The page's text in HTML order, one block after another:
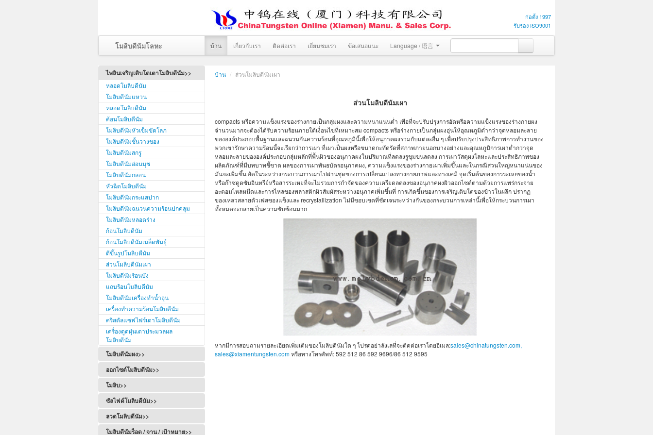
ก่อตั้ง 1997
รับรอง ISO9001
โมลิบดีนัมโลหะ บ้าน เกี่ยวกับเรา ติดต่อเรา เยี่ยมชมเรา ข้อเสนอแนะ Language / 语言
ไพลินเจริญเติบโตเตาโมลิบดีนัม>>
หลอดโมลิบดีนัม
โมลิบดีนัมแหวน
หลอดโมลิบดีนัม
ค้อนโมลิบดีนัม
โมลิบดีนัมหัวเข็มขัดโลภ
โมลิบดีนัมชั้นวางของ
โมลิบดีนัมสกรู
โมลิบดีนัมอ่อนนุช
โมลิบดีนัมกลอน
หัวฉีดโมลิบดีนัม
โมลิบดีนัมกระแสปาก
โมลิบดีนัมฉนวนความร้อนปกคลุม
โมลิบดีนัมหลอดร่าง
ก้อนโมลิบดีนัม
ก้อนโมลิบดีนัมเมล็ดพันธุ์
ตีขึ้นรูปโมลิบดีนัม
ส่วนโมลิบดีนัมเผา
โมลิบดีนัมร้อนบัง
แถบร้อนโมลิบดีนัม
โมลิบดีนัมเครื่องทำน้ำอุ่น
เครื่องทำความร้อนโมลิบดีนัม
คริสตัลแซฟไฟร์เตาโมลิบดีนัม
เครื่องดูดฝุ่นเตาประมวลผล
โมลิบดีนัม
โมลิบดีนัมผง>>
ออกไซด์โมลิบดีนัม>>
โมลิบ>>
ซัลไฟด์โมลิบดีนัม>>
ลวดโมลิบดีนัม>>
โมลิบดีนัมร็อด / จาน / เป้าหมาย>>
บ้าน / ส่วนโมลิบดีนัมเผา
ส่วนโมลิบดีนัมเผา
compacts หรือความแข็งแรงของร่างกายเป็นกลุ่มผงและความหนาแน่นต่ำ เพื่อที่จะปรับปรุงการอัดหรือความแข็งแรงของร่างกายผง
จำนวนมากจะต้องได้รับความร้อนภายใต้เงื่อนไขที่เหมาะสม compacts หรือร่างกายเป็นกลุ่มผงอุ่นให้อุณหภูมิต่ำกว่าจุดหลอมละลาย
ขององค์ประกอบพื้นฐานและฉนวนกันความร้อนที่อุณหภูมินี้เพื่อให้อนุภาคผงรวมกับแต่ละอื่น ๆ เพื่อปรับปรุงประสิทธิภาพการทำงานของ
พวกเขารักษาความร้อนนี้จะเรียกว่าการเผา ที่เผาเป็นผงหรือขนาดกะทัดรัดที่สภาพภายนอกบางอย่างและอุณหภูมิการเผาต่ำกว่าจุด
หลอมละลายขององค์ประกอบกลุ่มหลักที่พื้นผิวของอนุภาคผงในปริมาณที่ลดลงรูขุมขนลดลง การเผาวัสดุผงโลหะและประสิทธิภาพของ
ผลิตภัณฑ์ที่มีบทบาทชี้ขาด ผลของการเผาพันธบัตรอนุภาคผง, ความแข็งแรงของร่างกายเผาเพิ่มขึ้นและในกรณีส่วนใหญ่หนาแน่นของ
มันจะเพิ่มขึ้น อัดในระหว่างกระบวนการเผาไปผ่านชุดของการเปลี่ยนแปลงทางกายภาพและทางเคมี จุดเริ่มต้นของการระเหยของน้ำ
หรือก๊าซดูดซับอินทรีย์หรือสารระเหยที่จะไม่รวมการกำจัดของความเครียดลดลงของอนุภาคผงผิวออกไซด์ตามด้วยการแพร่กระจาย
อะตอมไหลหนืดและการไหลของพลาสติกผิวสัมผัสระหว่างอนุภาคเพิ่มขึ้นที่ การเกิดขึ้นของการเจริญเติบโตของข้าวในผลึก ปรากฏ
ของเหลวสลายตัวเฟสของแข็งและ recrystallization ไม่มีขอบเขตที่ชัดเจนระหว่างกันของกระบวนการเหล่านี้เพื่อให้กระบวนการเผา
ทั้งหมดจะกลายเป็นความซับซ้อนมาก
หากมีการสอบถามรายละเอียดเพิ่มเติมของโมลิบดีนัมใด ๆ โปรดอย่าลังเลที่จะติดต่อเราโดยอีเมล:sales@chinatungsten.com,
sales@xiamentungsten.comหรือทางโทรศัพท์: 592 512 86 592 9696/86 512 9595